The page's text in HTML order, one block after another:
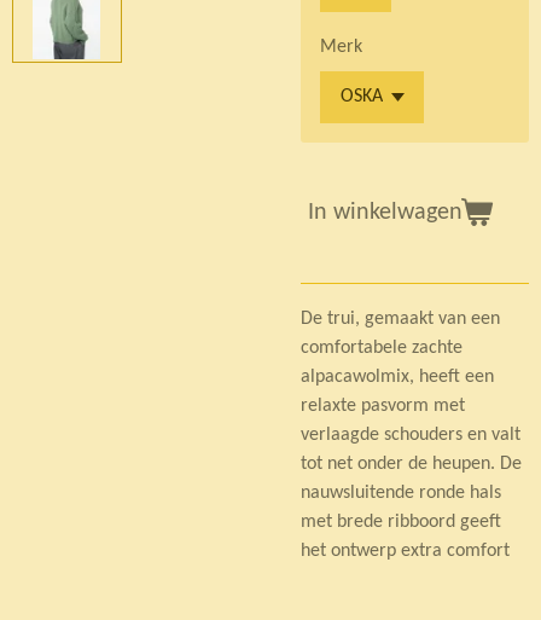
Merk
In winkelwagen
De trui, gemaakt van een
comfortabele zachte
alpacawolmix, heeft een
relaxte pasvorm met
verlaagde schouders en valt
tot net onder de heupen. De
nauwsluitende ronde hals
met brede ribboord geeft
het ontwerp extra comfort